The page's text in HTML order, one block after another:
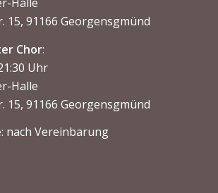
15, 91166 Georgensgmünd
Chor:
Uhr
Halle
15, 91166 Georgensgmünd
: nach Vereinbarung